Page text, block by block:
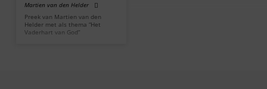
Martien van den Helder
Preek van Martien van den
Helder met als thema “Het
Vaderhart van God”